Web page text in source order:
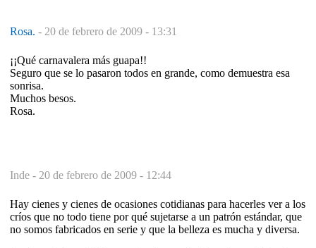
Rosa. - 20 de febrero de 2009 - 13:31
¡¡Qué carnavalera más guapa!!
Seguro que se lo pasaron todos en grande, como demuestra esa
sonrisa.
Muchos besos.
Rosa.
Inde - 20 de febrero de 2009 - 12:44
Hay cienes y cienes de ocasiones cotidianas para hacerles ver a los
críos que no todo tiene por qué sujetarse a un patrón estándar, que
no somos fabricados en serie y que la belleza es mucha y diversa.